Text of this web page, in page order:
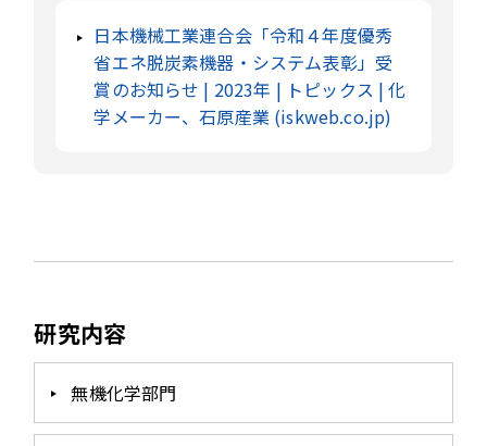
日本機械工業連合会「令和４年度優秀
省エネ脱炭素機器・システム表彰」受
賞のお知らせ | 2023年 | トピックス | 化
学メーカー、石原産業 (iskweb.co.jp)
研究内容
無機化学部門